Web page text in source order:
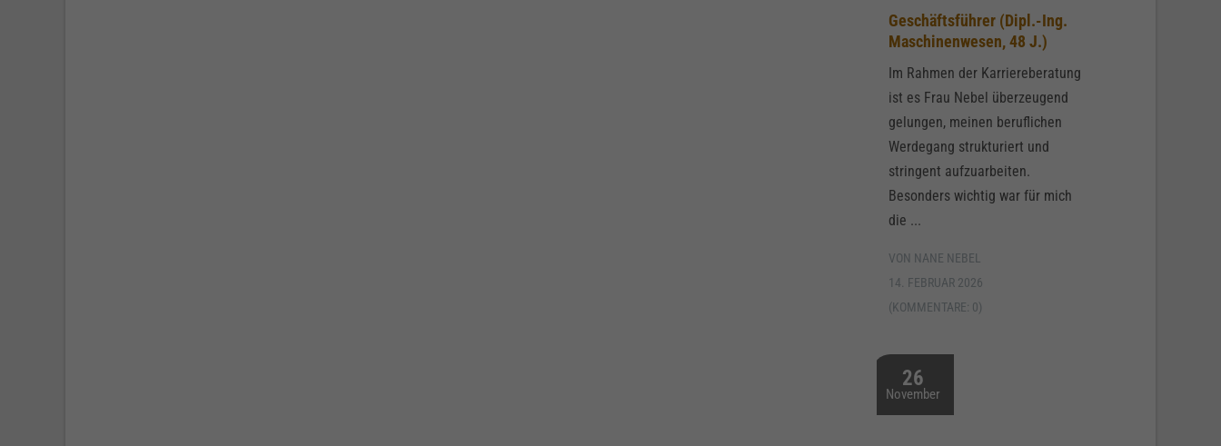
Geschäftsführer (Dipl.-Ing.
Maschinenwesen, 48 J.)
Im Rahmen der Karriereberatung
ist es Frau Nebel überzeugend
gelungen, meinen beruflichen
Werdegang strukturiert und
stringent aufzuarbeiten.
Besonders wichtig war für mich
die ...
VON NANE NEBEL
14. FEBRUAR 2026
(KOMMENTARE: 0)
26
November